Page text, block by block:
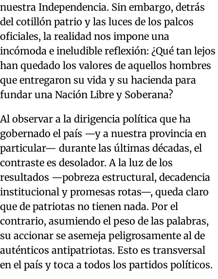
nuestra Independencia. Sin embargo, detrás
del cotillón patrio y las luces de los palcos
oficiales, la realidad nos impone una
incómoda e ineludible reflexión: ¿Qué tan lejos
han quedado los valores de aquellos hombres
que entregaron su vida y su hacienda para
fundar una Nación Libre y Soberana?
Al observar a la dirigencia política que ha
gobernado el país —y a nuestra provincia en
particular— durante las últimas décadas, el
contraste es desolador. A la luz de los
resultados —pobreza estructural, decadencia
institucional y promesas rotas—, queda claro
que de patriotas no tienen nada. Por el
contrario, asumiendo el peso de las palabras,
su accionar se asemeja peligrosamente al de
auténticos antipatriotas. Esto es transversal
en el país y toca a todos los partidos políticos.